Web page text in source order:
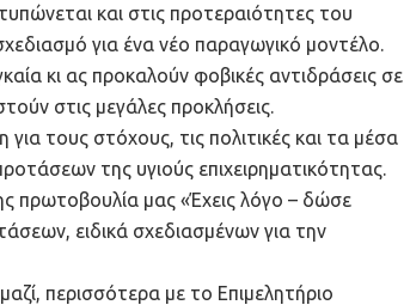
και στις προτεραιότητες του
για ένα νέο παραγωγικό μοντέλο.
κι ας προκαλούν φοβικές αντιδράσεις σε
στις μεγάλες προκλήσεις.
τους στόχους, τις πολιτικές και τα μέσα
της υγιούς επιχειρηματικότητας.
πρωτοβουλία μας «Έχεις λόγο – δώσε
ειδικά σχεδιασμένων για την
περισσότερα με το Επιμελητήριο